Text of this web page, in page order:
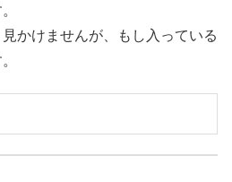
かけませんが、もし入っている